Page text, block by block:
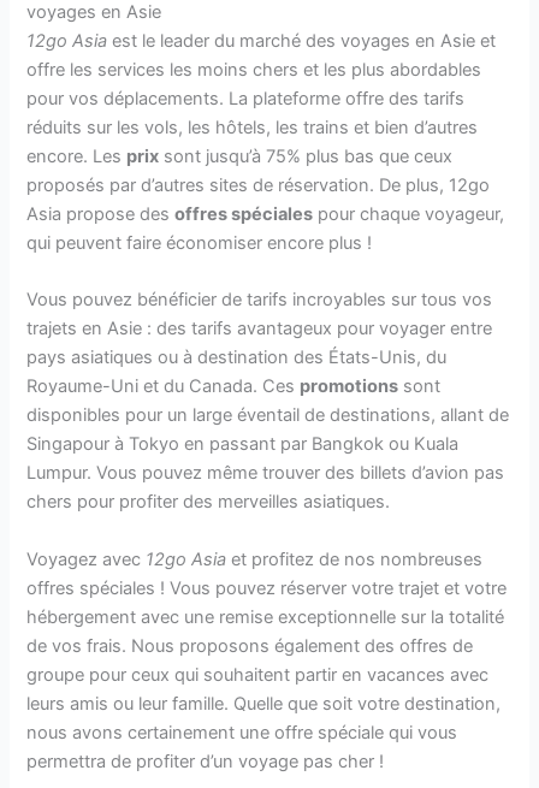
voyages en Asie
12go Asia est le leader du marché des voyages en Asie et
offre les services les moins chers et les plus abordables
pour vos déplacements. La plateforme offre des tarifs
réduits sur les vols, les hôtels, les trains et bien d’autres
encore. Les prix sont jusqu’à 75% plus bas que ceux
proposés par d’autres sites de réservation. De plus, 12go
Asia propose desoffres spéciales pour chaque voyageur,
qui peuvent faire économiser encore plus !
Vous pouvez bénéficier de tarifs incroyables sur tous vos
trajets en Asie : des tarifs avantageux pour voyager entre
pays asiatiques ou à destination des États-Unis, du
Royaume-Uni et du Canada. Ces promotions sont
disponibles pour un large éventail de destinations, allant de
Singapour à Tokyo en passant par Bangkok ou Kuala
Lumpur. Vous pouvez même trouver des billets d’avion pas
chers pour profiter des merveilles asiatiques.
Voyagez avec 12go Asia et profitez de nos nombreuses
offres spéciales ! Vous pouvez réserver votre trajet et votre
hébergement avec une remise exceptionnelle sur la totalité
de vos frais. Nous proposons également des offres de
groupe pour ceux qui souhaitent partir en vacances avec
leurs amis ou leur famille. Quelle que soit votre destination,
nous avons certainement une offre spéciale qui vous
permettra de profiter d’un voyage pas cher !